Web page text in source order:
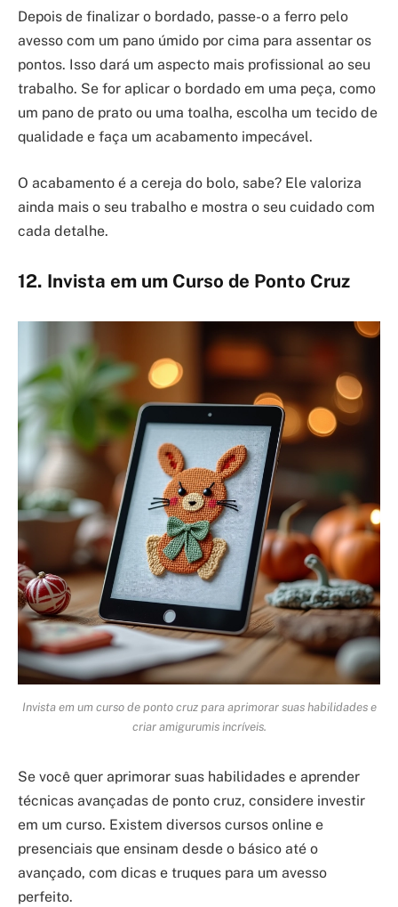
Depois de finalizar o bordado, passe-o a ferro pelo
avesso com um pano úmido por cima para assentar os
pontos. Isso dará um aspecto mais profissional ao seu
trabalho. Se for aplicar o bordado em uma peça, como
um pano de prato ou uma toalha, escolha um tecido de
qualidade e faça um acabamento impecável.
O acabamento é a cereja do bolo, sabe? Ele valoriza
ainda mais o seu trabalho e mostra o seu cuidado com
cada detalhe.
12. Invista em um Curso de Ponto Cruz
Invista em um curso de ponto cruz para aprimorar suas habilidades e
criar amigurumis incríveis.
Se você quer aprimorar suas habilidades e aprender
técnicas avançadas de ponto cruz, considere investir
em um curso. Existem diversos cursos online e
presenciais que ensinam desde o básico até o
avançado, com dicas e truques para um avesso
perfeito.